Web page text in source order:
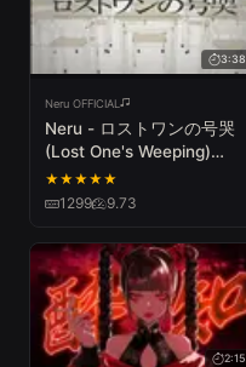
3:38
Neru OFFICIAL
Neru - ロストワンの号哭
(Lost One's Weeping)
feat. Kagamine Rin
★★★★★
1299 9.73
2:15